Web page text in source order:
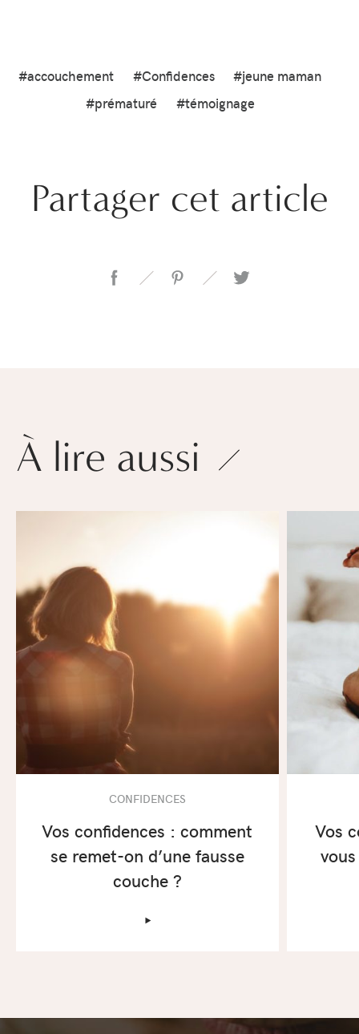
#accouchement #Confidences
#jeune maman
#prématuré
#témoignage
Partager cet article
À lire aussi
CONFIDENCES
Vos confidences : comment
se remet-on d’une fausse
couche ?
‣
Vos